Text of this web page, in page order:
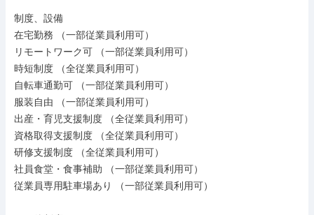
制度、設備
在宅勤務 （一部従業員利用可）
リモートワーク可 （一部従業員利用可）
時短制度 （全従業員利用可）
自転車通勤可 （一部従業員利用可）
服装自由 （一部従業員利用可）
出産・育児支援制度 （全従業員利用可）
資格取得支援制度 （全従業員利用可）
研修支援制度 （全従業員利用可）
社員食堂・食事補助 （一部従業員利用可）
従業員専用駐車場あり （一部従業員利用可）